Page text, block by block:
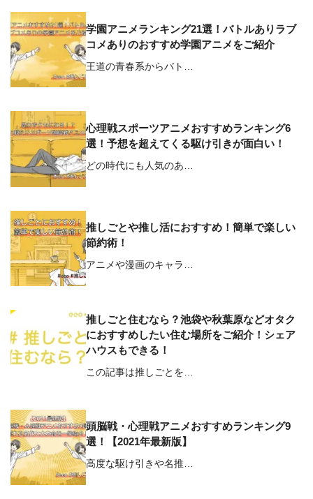
学園アニメランキング21選！バトルありラブ
コメありのおすすめ学園アニメをご紹介
王道の青春系からバト…
心理戦スポーツアニメおすすめランキング6
選！予想を超えてくる駆け引きが面白い！
どの時代にも人気のあ…
推しごとや推し活におすすめ！簡単で楽しい
節約術！
アニメや漫画のキャラ…
推しごと住むなら？池袋や秋葉原などオタク
におすすめしたい住む場所をご紹介！シェア
ハウスもできる！
この記事は推しごとを…
頭脳戦・心理戦アニメおすすめランキング9
選！【2021年最新版】
高度な駆け引きや名推…